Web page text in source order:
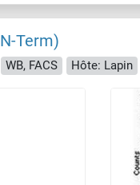
Term)
WB, FACS Hôte: Lapin